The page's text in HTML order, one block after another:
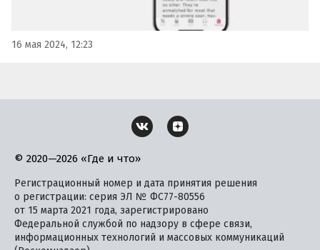
16 мая 2024, 12:23
© 2020—2026 «Где и что»
Регистрационный номер и дата принятия решения
о регистрации: серия ЭЛ № ФС77-80556
от 15 марта 2021 года, зарегистрировано
Федеральной службой по надзору в сфере связи,
информационных технологий и массовых коммуникаций